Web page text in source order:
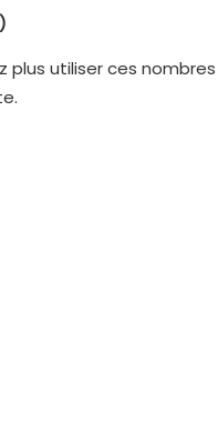
plus utiliser ces